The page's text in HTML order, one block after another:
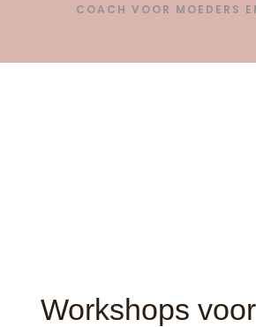
COACH VOOR MOEDERS
Workshops